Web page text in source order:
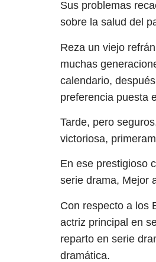
Sus problemas
sobre la salud del
Reza un viejo
muchas
calendario,
preferencia puesta
Tarde, pero
victoriosa,
En ese prestigioso
serie drama, Mejor
Con respecto a los
actriz principal en
reparto en serie
dramática.